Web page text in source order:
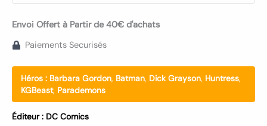
Envoi Offert à Partir de 40€ d'achats
Paiements Securisés
Héros : Barbara Gordon, Batman, Dick Grayson, Huntress,
KGBeast, Parademons
Éditeur : DC Comics